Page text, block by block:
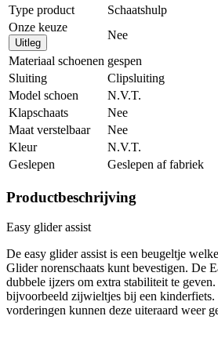
Type product
Schaatshulp
Onze keuze
Uitleg
Nee
Materiaal schoenen gespen
Sluiting
Clipsluiting
Model schoen
N.V.T.
Klapschaats
Nee
Maat verstelbaar
Nee
Kleur
N.V.T.
Geslepen
Geslepen af fabriek
Productbeschrijving
Easy glider assist
De easy glider assist is een beugeltje
Glider norenschaats kunt bevestigen. De
dubbele ijzers om extra stabiliteit te
bijvoorbeeld zijwieltjes bij een kinderfiets.
vorderingen kunnen deze uiteraard weer